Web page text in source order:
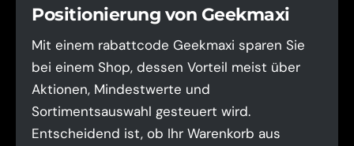
Positionierung von Geekmaxi
Mit einem rabattcode Geekmaxi sparen Sie
bei einem Shop, dessen Vorteil meist über
Aktionen, Mindestwerte und
Sortimentsauswahl gesteuert wird.
Entscheidend ist, ob Ihr Warenkorb aus